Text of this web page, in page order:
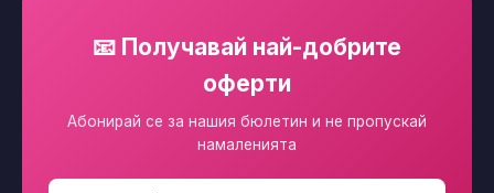
📧 Получавай най-добрите
оферти
Абонирай се за нашия бюлетин и не пропускай
намаленията